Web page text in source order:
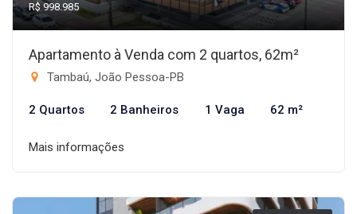
R$ 998.985
Apartamento à Venda com 2 quartos, 62m²
Tambaú, João Pessoa-PB
2 Quartos 2 Banheiros 1 Vaga 62 m²
Mais informações